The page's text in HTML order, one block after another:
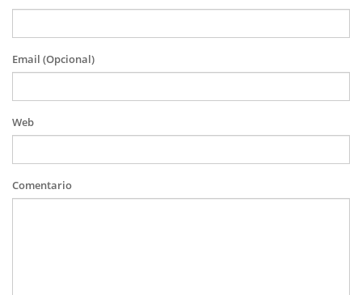
Email (Opcional)
Web
Comentario